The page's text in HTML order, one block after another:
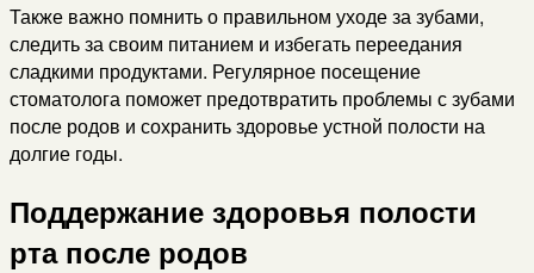
Также важно помнить о правильном уходе за зубами,
следить за своим питанием и избегать переедания
сладкими продуктами. Регулярное посещение
стоматолога поможет предотвратить проблемы с зубами
после родов и сохранить здоровье устной полости на
долгие годы.
Поддержание здоровья полости
рта после родов